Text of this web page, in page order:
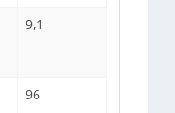
9,1
96